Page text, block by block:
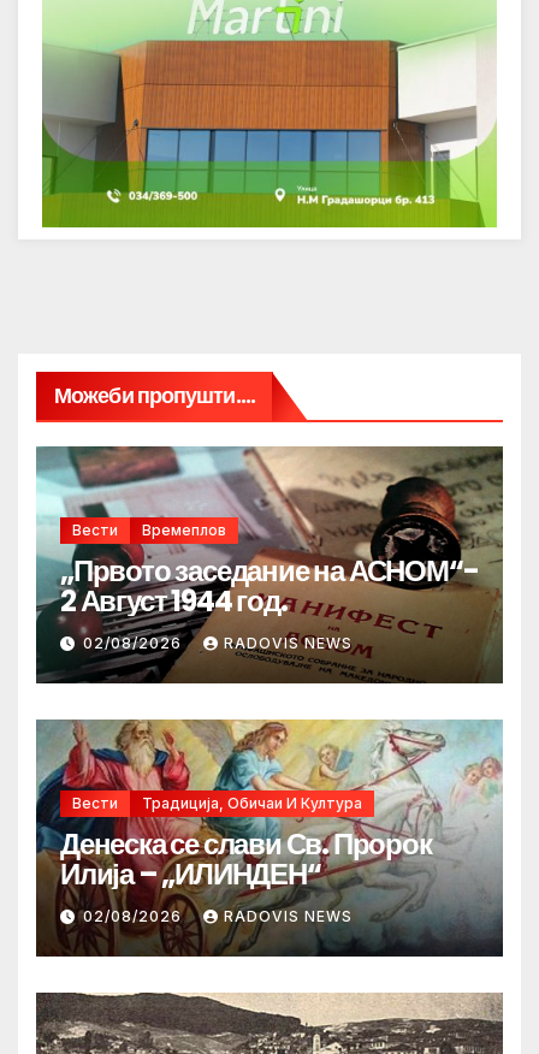
Можеби пропушти....
Вести Времеплов
„Првото заседание на АСНОМ“-
2 Август 1944 год.
02/08/2026 RADOVIS NEWS
Вести Традиција, Обичаи И Култура
Денеска се слави Св. Пророк
Илија – „ИЛИНДЕН“
02/08/2026 RADOVIS NEWS